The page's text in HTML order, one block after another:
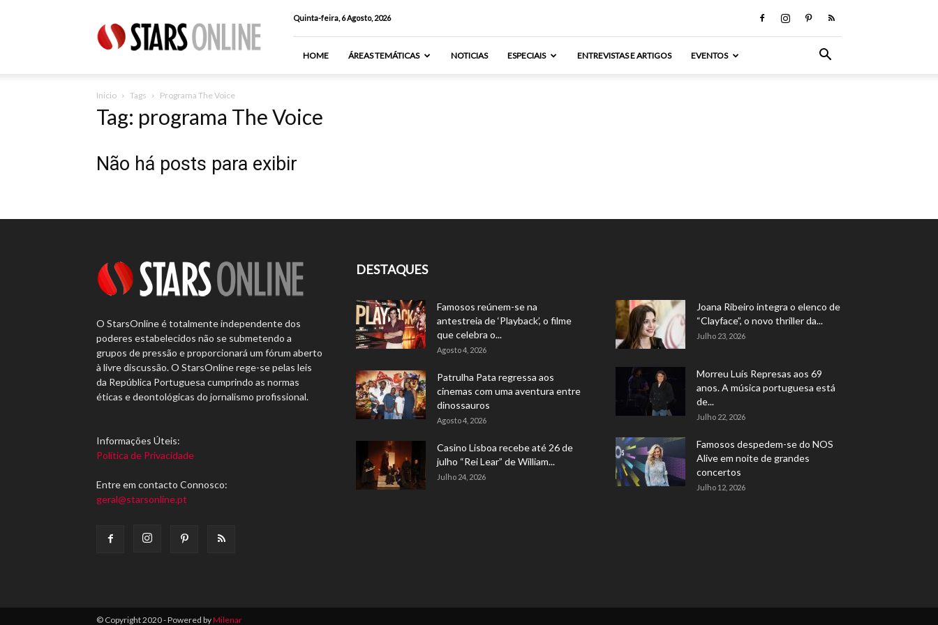
Online
Quinta-feira, 6 Agosto, 2026
HOME ÁREAS TEMÁTICAS NOTICIAS ESPECIAIS ENTREVISTAS E ARTIGOS EVENTOS
Inicio Tags Programa The Voice
Tag: programa The Voice
Não há posts para exibir
O StarsOnline é totalmente independente dos
poderes estabelecidos não se submetendo a
grupos de pressão e proporcionará um fórum aberto
à livre discussão. O StarsOnline rege-se pelas leis
da República Portuguesa cumprindo as normas
éticas e deontológicas do jornalismo profissional.
Informações Úteis:
Política de Privacidade
Entre em contacto Connosco:
geral@starsonline.pt
DESTAQUES
Famosos reúnem-se na
antestreia de ‘Playback’, o filme
que celebra o...
Agosto 4, 2026
Patrulha Pata regressa aos
cinemas com uma aventura entre
dinossauros
Agosto 4, 2026
Casino Lisboa recebe até 26 de
julho “Rei Lear” de William...
Julho 24, 2026
Joana Ribeiro integra o elenco de
“Clayface”, o novo thriller da...
Julho 23, 2026
Morreu Luís Represas aos 69
anos. A música portuguesa está
de...
Julho 22, 2026
Famosos despedem-se do NOS
Alive em noite de grandes
concertos
Julho 12, 2026
© Copyright 2020 - Powered byMilenar